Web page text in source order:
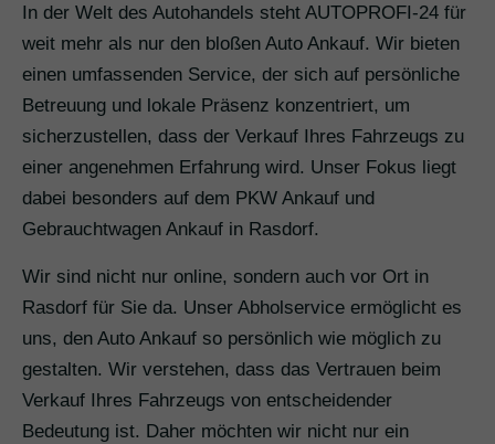
In der Welt des Autohandels steht AUTOPROFI-24 für
weit mehr als nur den bloßen Auto Ankauf. Wir bieten
einen umfassenden Service, der sich auf persönliche
Betreuung und lokale Präsenz konzentriert, um
sicherzustellen, dass der Verkauf Ihres Fahrzeugs zu
einer angenehmen Erfahrung wird. Unser Fokus liegt
dabei besonders auf dem PKW Ankauf und
Gebrauchtwagen Ankauf in Rasdorf.
Wir sind nicht nur online, sondern auch vor Ort in
Rasdorf für Sie da. Unser Abholservice ermöglicht es
uns, den Auto Ankauf so persönlich wie möglich zu
gestalten. Wir verstehen, dass das Vertrauen beim
Verkauf Ihres Fahrzeugs von entscheidender
Bedeutung ist. Daher möchten wir nicht nur ein